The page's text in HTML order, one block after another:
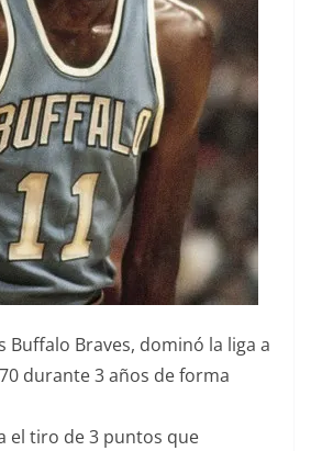
Buffalo Braves, dominó la liga a
durante 3 años de forma
el tiro de 3 puntos que